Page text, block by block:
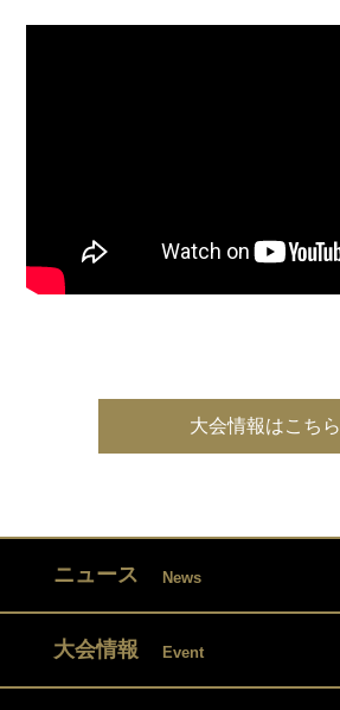
大会情報はこちら
ニュース News
大会情報 Event